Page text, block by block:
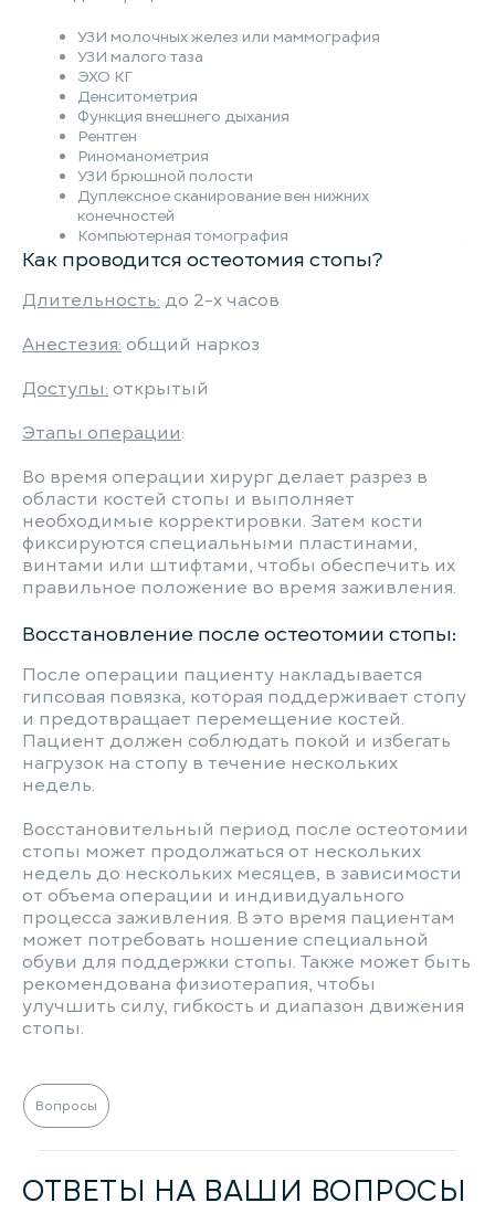
УЗИ молочных желез или маммография
УЗИ малого таза
ЭХО КГ
Денситометрия
Функция внешнего дыхания
Рентген
Риноманометрия
УЗИ брюшной полости
Дуплексное сканирование вен нижних
конечностей
Компьютерная томография
Как проводится остеотомия стопы?
Длительность: до 2-х часов
Анестезия: общий наркоз
Доступы: открытый
Этапы операции:
Во время операции хирург делает разрез в
области костей стопы и выполняет
необходимые корректировки. Затем кости
фиксируются специальными пластинами,
винтами или штифтами, чтобы обеспечить их
правильное положение во время заживления.
Восстановление после остеотомии стопы:
После операции пациенту накладывается
гипсовая повязка, которая поддерживает стопу
и предотвращает перемещение костей.
Пациент должен соблюдать покой и избегать
нагрузок на стопу в течение нескольких
недель.
Восстановительный период после остеотомии
стопы может продолжаться от нескольких
недель до нескольких месяцев, в зависимости
от объема операции и индивидуального
процесса заживления. В это время пациентам
может потребовать ношение специальной
обуви для поддержки стопы. Также может быть
рекомендована физиотерапия, чтобы
улучшить силу, гибкость и диапазон движения
стопы.
Вопросы
ОТВЕТЫ НА ВАШИ ВОПРОСЫ